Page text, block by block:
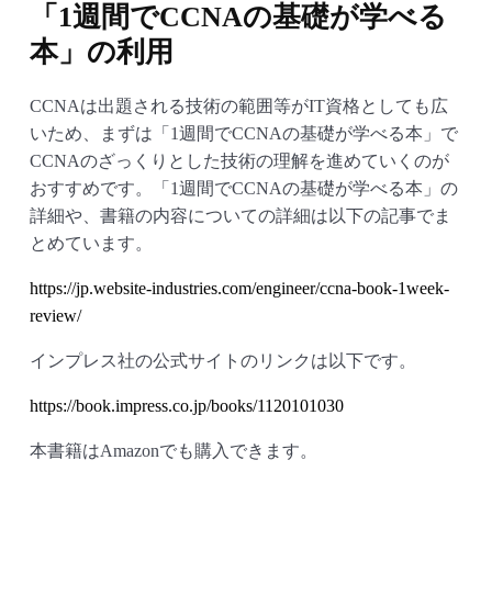
「1週間でCCNAの基礎が学べる
本」の利用
CCNAは出題される技術の範囲等がIT資格としても広
いため、まずは「1週間でCCNAの基礎が学べる本」で
CCNAのざっくりとした技術の理解を進めていくのが
おすすめです。「1週間でCCNAの基礎が学べる本」の
詳細や、書籍の内容についての詳細は以下の記事でま
とめています。
https://jp.website-industries.com/engineer/ccna-book-1week-
review/
インプレス社の公式サイトのリンクは以下です。
https://book.impress.co.jp/books/1120101030
本書籍はAmazonでも購入できます。